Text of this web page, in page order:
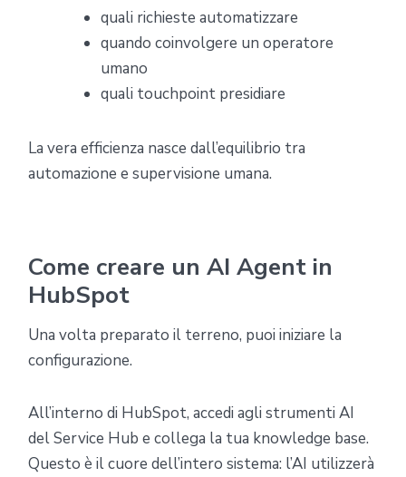
quali richieste automatizzare
quando coinvolgere un operatore
umano
quali touchpoint presidiare
La vera efficienza nasce dall’equilibrio tra
automazione e supervisione umana.
Come creare un AI Agent in
HubSpot
Una volta preparato il terreno, puoi iniziare la
configurazione.
All’interno di HubSpot, accedi agli strumenti AI
del Service Hub e collega la tua knowledge base.
Questo è il cuore dell’intero sistema: l’AI utilizzerà